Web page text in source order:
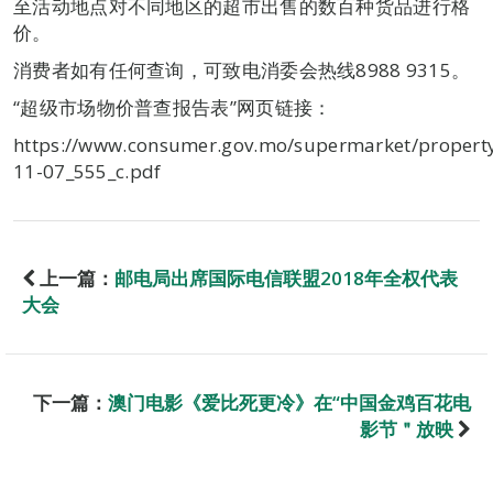
至活动地点对不同地区的超市出售的数百种货品进行格
价。
消费者如有任何查询，可致电消委会热线8988 9315。
“超级市场物价普查报告表”网页链接：
https://www.consumer.gov.mo/supermarket/
11-07_555_c.pdf
上一篇： 邮电局出席国际电信联盟2018年全权代表
大会
下一篇： 澳门电影《爱比死更冷》在“中国金鸡百花电
影节＂放映